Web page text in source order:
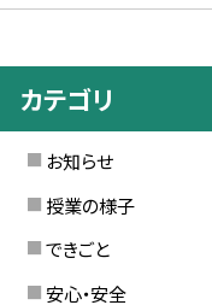
カテゴリ
お知らせ
授業の様子
できごと
安心・安全